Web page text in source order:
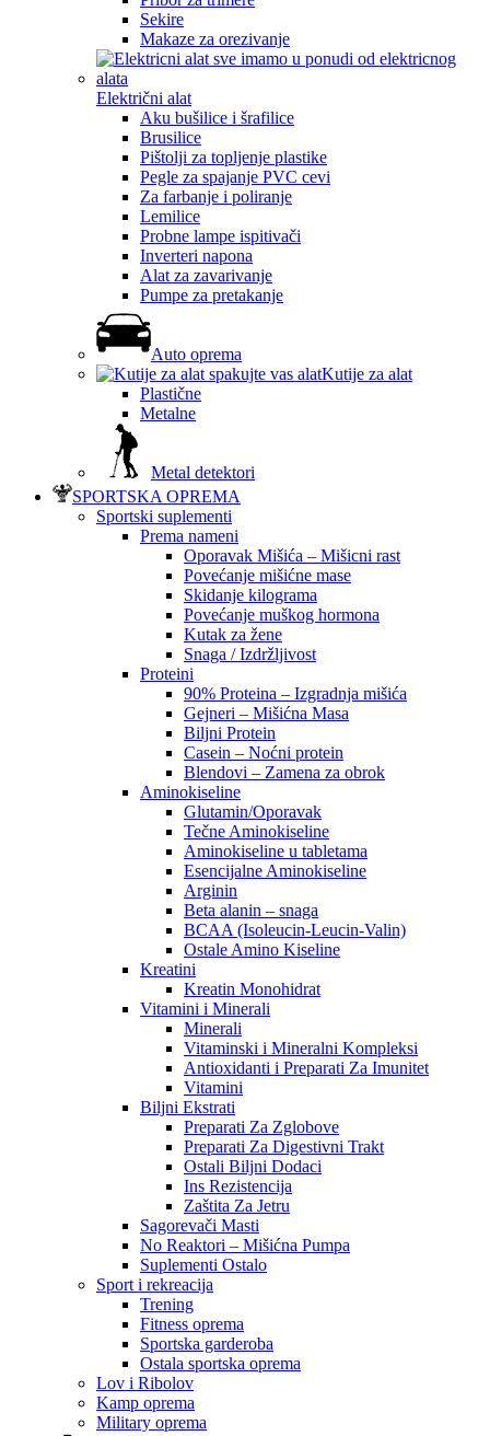
Sekire
Makaze za orezivanje
Električni alat
Aku bušilice i šrafilice
Brusilice
Pištolji za topljenje plastike
Pegle za spajanje PVC cevi
Za farbanje i poliranje
Lemilice
Probne lampe ispitivači
Inverteri napona
Alat za zavarivanje
Pumpe za pretakanje
Auto oprema
Kutije za alat
Plastične
Metalne
Metal detektori
SPORTSKA OPREMA
Sportski suplementi
Prema nameni
Oporavak Mišića – Mišicni rast
Povećanje mišićne mase
Skidanje kilograma
Povećanje muškog hormona
Kutak za žene
Snaga / Izdržljivost
Proteini
90% Proteina – Izgradnja mišića
Gejneri – Mišićna Masa
Biljni Protein
Casein – Noćni protein
Blendovi – Zamena za obrok
Aminokiseline
Glutamin/Oporavak
Tečne Aminokiseline
Aminokiseline u tabletama
Esencijalne Aminokiseline
Arginin
Beta alanin – snaga
BCAA (Isoleucin-Leucin-Valin)
Ostale Amino Kiseline
Kreatini
Kreatin Monohidrat
Vitamini i Minerali
Minerali
Vitaminski i Mineralni Kompleksi
Antioxidanti i Preparati Za Imunitet
Vitamini
Biljni Ekstrati
Preparati Za Zglobove
Preparati Za Digestivni Trakt
Ostali Biljni Dodaci
Ins Rezistencija
Zaštita Za Jetru
Sagorevači Masti
No Reaktori – Mišićna Pumpa
Suplementi Ostalo
Sport i rekreacija
Trening
Fitness oprema
Sportska garderoba
Ostala sportska oprema
Lov i Ribolov
Kamp oprema
Military oprema